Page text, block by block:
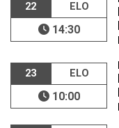
22 ELO
14:30
23 ELO
10:00